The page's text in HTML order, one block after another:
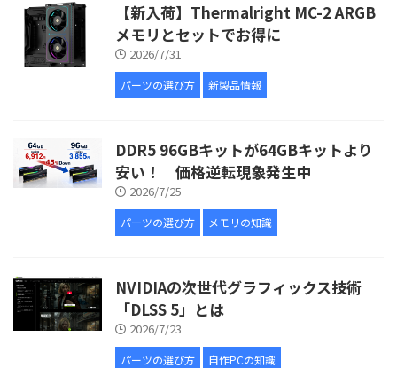
【新入荷】Thermalright MC-2 ARGB
メモリとセットでお得に
2026/7/31
パーツの選び方 新製品情報
DDR5 96GBキットが64GBキットより
安い！ 価格逆転現象発生中
2026/7/25
パーツの選び方 メモリの知識
NVIDIAの次世代グラフィックス技術
「DLSS 5」とは
2026/7/23
パーツの選び方 自作PCの知識